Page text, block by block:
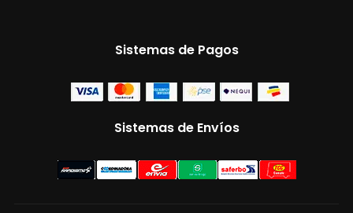
Sistemas de Pagos
Sistemas de Envíos